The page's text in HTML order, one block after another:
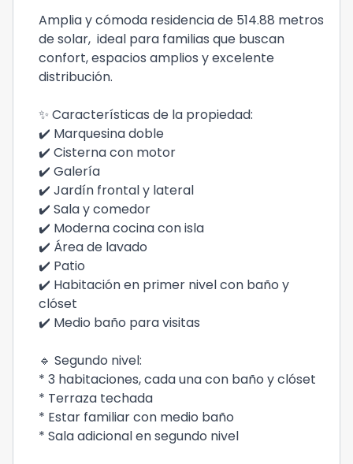
Amplia y cómoda residencia de 514.88 metros
de solar, ideal para familias que buscan
confort, espacios amplios y excelente
distribución.
✨ Características de la propiedad:
✔️ Marquesina doble
✔️ Cisterna con motor
✔️ Galería
✔️ Jardín frontal y lateral
✔️ Sala y comedor
✔️ Moderna cocina con isla
✔️ Área de lavado
✔️ Patio
✔️ Habitación en primer nivel con baño y
clóset
✔️ Medio baño para visitas
🔹 Segundo nivel:
* 3 habitaciones, cada una con baño y clóset
* Terraza techada
* Estar familiar con medio baño
* Sala adicional en segundo nivel